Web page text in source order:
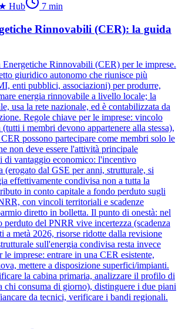
Hub 7 min
Rinnovabili (CER): la guida
Rinnovabili (CER) per le imprese.
giuridico autonomo che riunisce più
enti pubblici, associazioni) per produrre,
energia rinnovabile a livello locale; la
usa la rete nazionale, ed è contabilizzata da
Regole chiave per le imprese: vincolo
i membri devono appartenere alla stessa),
possono partecipare come membri solo le
non deve essere l'attività principale
di vantaggio economico: l'incentivo
(erogato dal GSE per anni, strutturale, si
effettivamente condivisa non a tutta la
in conto capitale a fondo perduto sugli
con vincoli territoriali e scadenze
diretto in bolletta. Il punto di onestà: nel
perduto del PNRR vive incertezza (scadenza
a metà 2026, risorse ridotte dalla revisione
sull'energia condivisa resta invece
le imprese: entrare in una CER esistente,
mettere a disposizione superfici/impianti.
la cabina primaria, analizzare il profilo di
chi consuma di giorno), distinguere i due piani
da tecnici, verificare i bandi regionali.